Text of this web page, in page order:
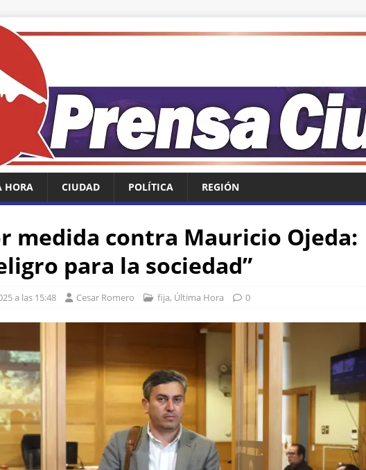
HORA CIUDAD POLÍTICA REGIÓN
medida contra Mauricio Ojeda:
para la sociedad”
a las 15:48 Cesar Romero fija, Última Hora 0